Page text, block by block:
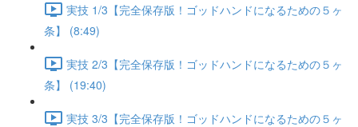
実技 1/3【完全保存版！ゴッドハンドになるための５ヶ
条】 (8:49)
実技 2/3【完全保存版！ゴッドハンドになるための５ヶ
条】 (19:40)
実技 3/3【完全保存版！ゴッドハンドになるための５ヶ